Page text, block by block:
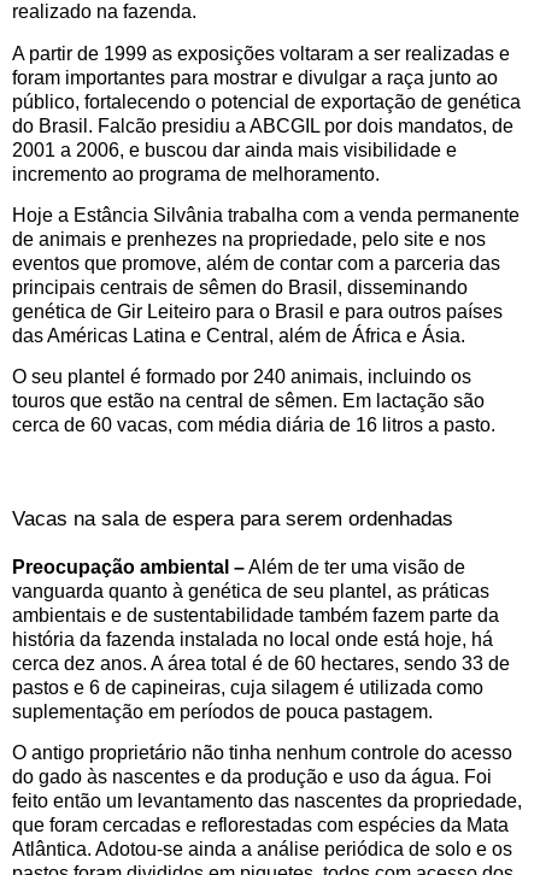
realizado na fazenda.
A partir de 1999 as exposições voltaram a ser realizadas e
foram importantes para mostrar e divulgar a raça junto ao
público, fortalecendo o potencial de exportação de genética
do Brasil. Falcão presidiu a ABCGIL por dois mandatos, de
2001 a 2006, e buscou dar ainda mais visibilidade e
incremento ao programa de melhoramento.
Hoje a Estância Silvânia trabalha com a venda permanente
de animais e prenhezes na propriedade, pelo site e nos
eventos que promove, além de contar com a parceria das
principais centrais de sêmen do Brasil, disseminando
genética de Gir Leiteiro para o Brasil e para outros países
das Américas Latina e Central, além de África e Ásia.
O seu plantel é formado por 240 animais, incluindo os
touros que estão na central de sêmen. Em lactação são
cerca de 60 vacas, com média diária de 16 litros a pasto.
Vacas na sala de espera para serem ordenhadas
Preocupação ambiental –Além de ter uma visão de
vanguarda quanto à genética de seu plantel, as práticas
ambientais e de sustentabilidade também fazem parte da
história da fazenda instalada no local onde está hoje, há
cerca dez anos. A área total é de 60 hectares, sendo 33 de
pastos e 6 de capineiras, cuja silagem é utilizada como
suplementação em períodos de pouca pastagem.
O antigo proprietário não tinha nenhum controle do acesso
do gado às nascentes e da produção e uso da água. Foi
feito então um levantamento das nascentes da propriedade,
que foram cercadas e reflorestadas com espécies da Mata
Atlântica. Adotou-se ainda a análise periódica de solo e os